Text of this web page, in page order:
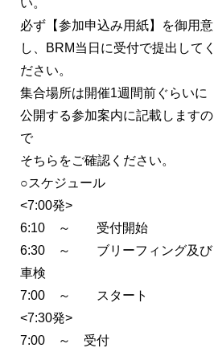
い。
必ず【参加申込み用紙】を御用意
し、BRM当日に受付で提出してく
ださい。
集合場所は開催1週間前ぐらいに
公開する参加案内に記載しますの
で
そちらをご確認ください。
○スケジュール
<7:00発>
6:10 ～ 受付開始
6:30 ～ ブリーフィング及び
車検
7:00 ～ スタート
<7:30発>
7:00 ～ 受付